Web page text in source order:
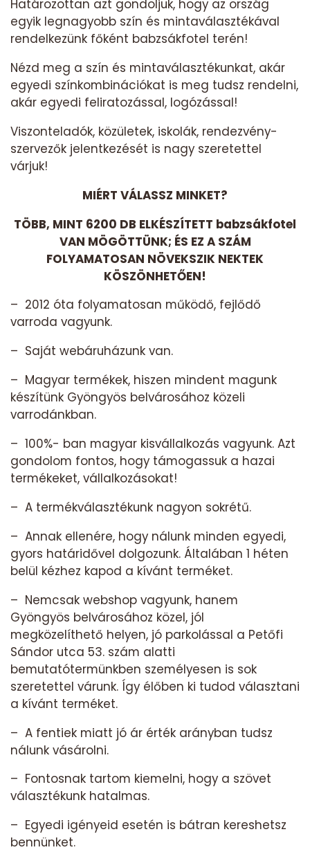
Határozottan azt gondoljuk, hogy az ország
egyik legnagyobb szín és mintaválasztékával
rendelkezünk főként babzsákfotel terén!
Nézd meg a szín és mintaválasztékunkat, akár
egyedi színkombinációkat is meg tudsz rendelni,
akár egyedi feliratozással, logózással!
Viszonteladók, közületek, iskolák, rendezvény-
szervezők jelentkezését is nagy szeretettel
várjuk!
MIÉRT VÁLASSZ MINKET?
TÖBB, MINT 6200 DB ELKÉSZÍTETT babzsákfotel
VAN MÖGÖTTÜNK; ÉS EZ A SZÁM
FOLYAMATOSAN NÖVEKSZIK NEKTEK
KÖSZÖNHETŐEN!
– 2012 óta folyamatosan működő, fejlődő
varroda vagyunk.
– Saját webáruházunk van.
– Magyar termékek, hiszen mindent magunk
készítünk Gyöngyös belvárosához közeli
varrodánkban.
– 100%- ban magyar kisvállalkozás vagyunk. Azt
gondolom fontos, hogy támogassuk a hazai
termékeket, vállalkozásokat!
– A termékválasztékunk nagyon sokrétű.
– Annak ellenére, hogy nálunk minden egyedi,
gyors határidővel dolgozunk. Általában 1 héten
belül kézhez kapod a kívánt terméket.
– Nemcsak webshop vagyunk, hanem
Gyöngyös belvárosához közel, jól
megközelíthető helyen, jó parkolással a Petőfi
Sándor utca 53. szám alatti
bemutatótermünkben személyesen is sok
szeretettel várunk. Így élőben ki tudod választani
a kívánt terméket.
– A fentiek miatt jó ár érték arányban tudsz
nálunk vásárolni.
– Fontosnak tartom kiemelni, hogy a szövet
választékunk hatalmas.
– Egyedi igényeid esetén is bátran kereshetsz
bennünket.